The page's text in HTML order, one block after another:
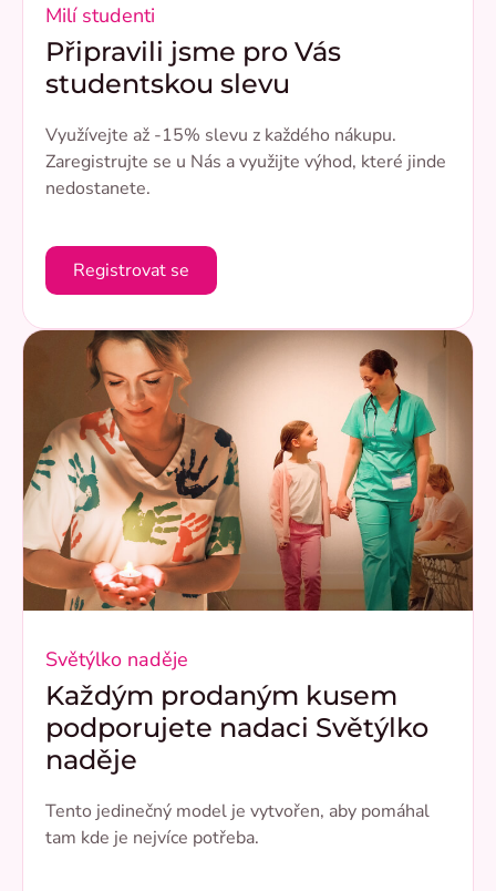
Milí studenti
Připravili jsme pro Vás
studentskou slevu
Využívejte až -15% slevu z každého nákupu.
Zaregistrujte se u Nás a využijte výhod, které jinde
nedostanete.
Registrovat se
Světýlko naděje
Každým prodaným kusem
podporujete nadaci Světýlko
naděje
Tento jedinečný model je vytvořen, aby pomáhal
tam kde je nejvíce potřeba.